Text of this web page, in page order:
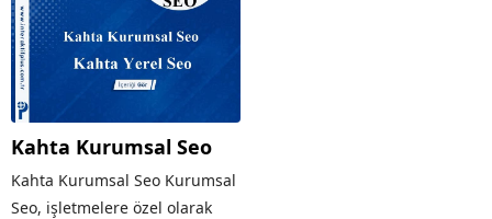
tasarım hizmetinden
yararlanabilirsiniz. Bu hizmet
kapsamında, faaliyet
göstereceğiniz alan dikkate
alınarak, içeriklerin uygun bir
şekilde ziyaretçiler tarafından
görüntülenmesi
için iscehisar web...
Kahta Kurumsal Seo
Kahta Kurumsal Seo Kurumsal
Seo, işletmelere özel olarak